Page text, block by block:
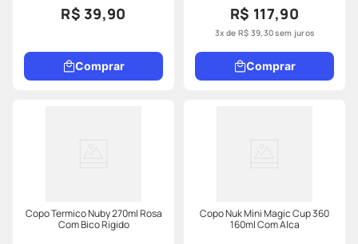
R$ 39,90
Comprar
R$ 117,90
3x de R$ 39,30sem juros
Comprar
Copo Termico Nuby 270ml Rosa
Com Bico Rigido
Copo Nuk Mini Magic Cup 360
160ml Com Alca